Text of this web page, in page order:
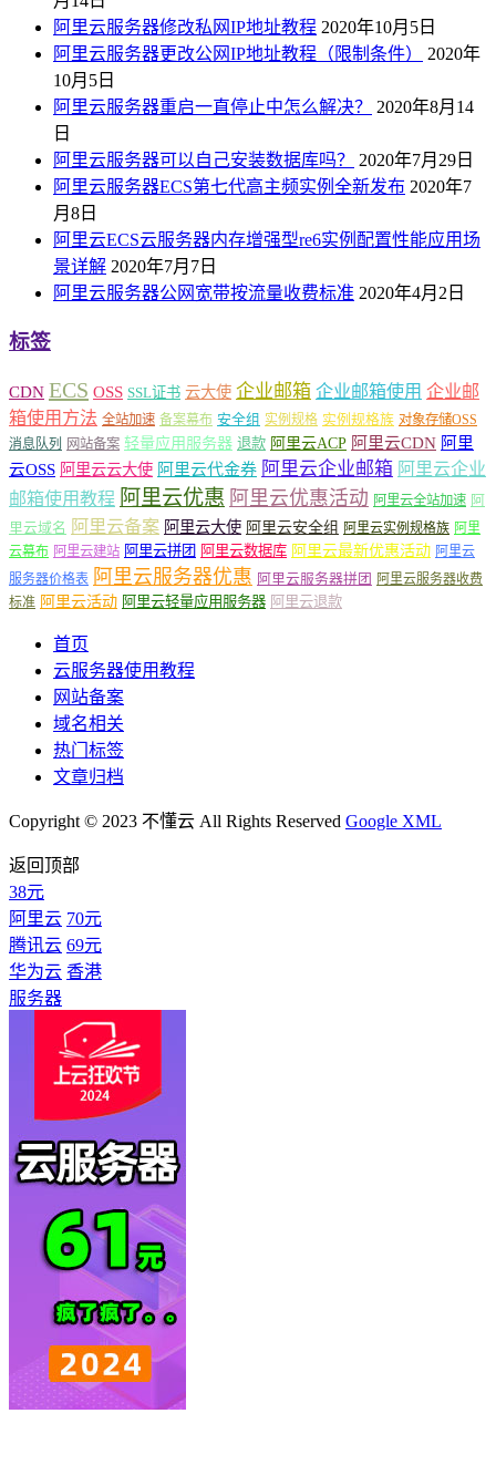
阿里云服务器修改私网IP地址教程 2020年10月5日
阿里云服务器更改公网IP地址教程（限制条件）
2020年
10月5日
阿里云服务器重启一直停止中怎么解决？
2020年8月14
日
阿里云服务器可以自己安装数据库吗？
2020年7月29日
阿里云服务器ECS第七代高主频实例全新发布 2020年7
月8日
阿里云ECS云服务器内存增强型re6实例配置性能应用场
景详解 2020年7月7日
阿里云服务器公网宽带按流量收费标准 2020年4月2日
标签
CDN ECS OSS SSL证书 云大使 企业邮箱 企业邮箱使用 企业邮
箱使用方法 全站加速 备案幕布 安全组 实例规格 实例规格族 对象存储OSS
消息队列
网站备案 轻量应用服务器 退款 阿里云ACP 阿里云CDN 阿里
云OSS 阿里云云大使 阿里云代金券 阿里云企业邮箱 阿里云企业
邮箱使用教程 阿里云优惠 阿里云优惠活动 阿里云全站加速 阿
里云域名 阿里云备案 阿里云大使 阿里云安全组 阿里云实例规格族 阿里
云幕布 阿里云建站 阿里云拼团 阿里云数据库 阿里云最新优惠活动 阿里云
服务器价格表 阿里云服务器优惠 阿里云服务器拼团 阿里云服务器收费
标准 阿里云活动 阿里云轻量应用服务器 阿里云退款
首页
云服务器使用教程
网站备案
域名相关
热门标签
文章归档
Copyright © 2023 不懂云 All Rights Reserved Google XML
返回顶部
38元
阿里云 70元
腾讯云 69元
华为云 香港
服务器